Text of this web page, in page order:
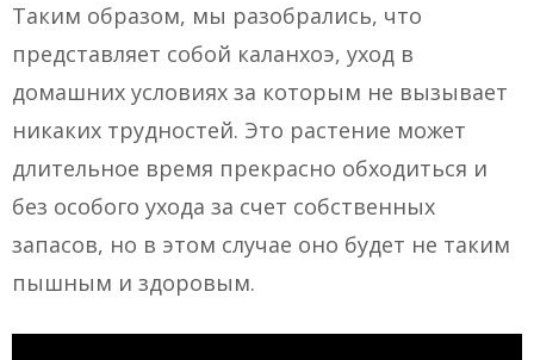
Таким образом, мы разобрались, что
представляет собой каланхоэ, уход в
домашних условиях за которым не вызывает
никаких трудностей. Это растение может
длительное время прекрасно обходиться и
без особого ухода за счет собственных
запасов, но в этом случае оно будет не таким
пышным и здоровым.